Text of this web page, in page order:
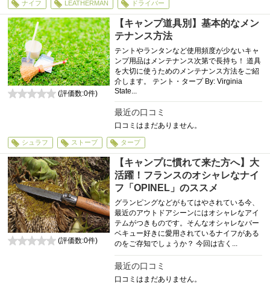
ナイフ LEATHERMAN ドライバー
【キャンプ道具別】基本的なメン
テナンス方法
テントやランタンなど使用頻度が少ないキャ
ンプ用品はメンテナンス次第で長持ち！ 道具
を大切に使うためのメンテナンス方法をご紹
介します。 テント・タープ By: Virginia
State...
最近の口コミ
口コミはまだありません。
(評価数:0件)
シュラフ ストーブ タープ
【キャンプに慣れて来た方へ】大
活躍！フランスのオシャレなナイ
フ「OPINEL」のススメ
グランピングなどがもてはやされている今、
最近のアウトドアシーンにはオシャレなアイ
テムがつきものです。そんなオシャレなバー
ベキュー好きに愛用されているナイフがある
のをご存知でしょうか？ 今回は古く...
最近の口コミ
口コミはまだありません。
(評価数:0件)